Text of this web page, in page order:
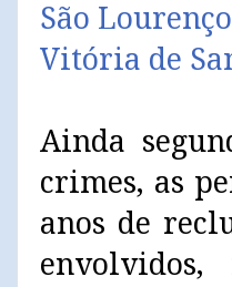
São
Vitória de
Ainda
crimes, as
anos de